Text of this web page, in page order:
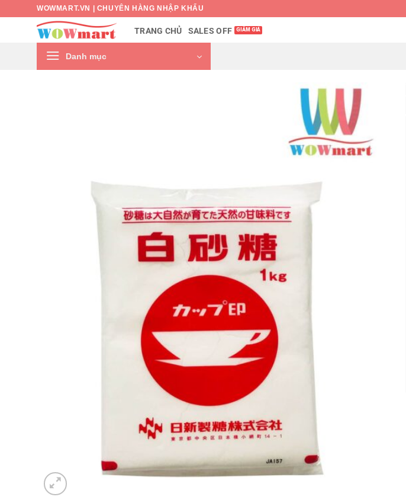
WOWMART.VN | CHUYÊN HÀNG NHẬP KHẨU
TRANG CHỦ SALES OFF
Danh mục